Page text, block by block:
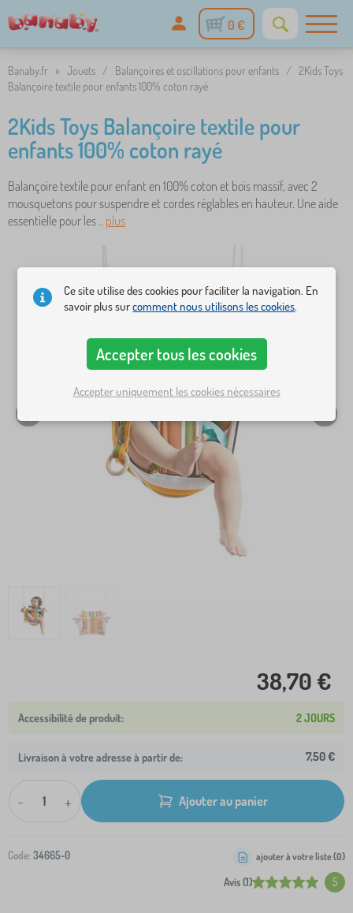
0 €
Banaby.fr » Jouets / Balançoires et oscillations pour enfants / 2Kids Toys
Balançoire textile pour enfants 100% coton rayé
2Kids Toys Balançoire textile pour
enfants 100% coton rayé
Balançoire textile pour enfant en 100% coton et bois massif, avec 2
mousquetons pour suspendre et cordes réglables en hauteur. Une aide
essentielle pour les .. plus
38,70 €
2 JOURS
Livraison à votre adresse à partir de: 7,50 €
- + Ajouter au panier
Code: 34665-0
Avis (1) 5
ajouter à votre liste (0)
Ce site utilise des cookies pour faciliter la navigation. En
savoir plus surcomment nous utilisons les cookies.
Accepter tous les cookies
Accepter uniquement les cookies nécessaires